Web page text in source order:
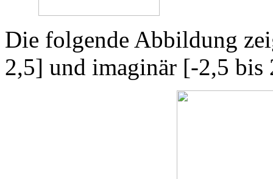
Die folgende Abbildung
2,5] und imaginär [-2,5 bis